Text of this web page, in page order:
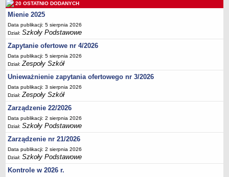
20 OSTATNIO DODANYCH
Mienie 2025
Data publikacji: 5 sierpnia 2026
Dział:Szkoły Podstawowe
Zapytanie ofertowe nr 4/2026
Data publikacji: 5 sierpnia 2026
Dział:Zespoły Szkół
Unieważnienie zapytania ofertowego nr 3/2026
Data publikacji: 3 sierpnia 2026
Dział:Zespoły Szkół
Zarządzenie 22/2026
Data publikacji: 2 sierpnia 2026
Dział:Szkoły Podstawowe
Zarządzenie nr 21/2026
Data publikacji: 2 sierpnia 2026
Dział:Szkoły Podstawowe
Kontrole w 2026 r.